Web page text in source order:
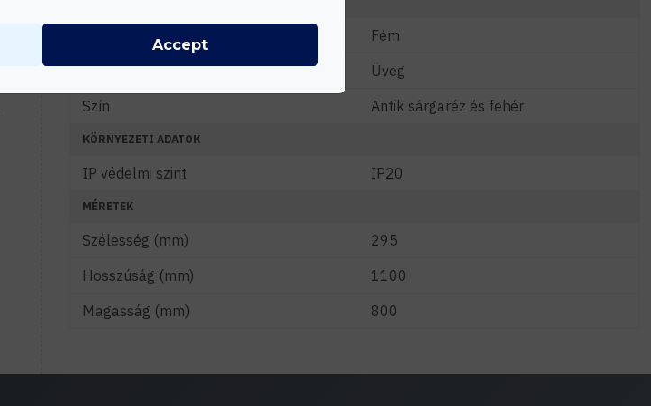
Lámpatest anyaga
Fém
Búra anyaga
Üveg
Szín
Antik sárgaréz és fehér
KÖRNYEZETI ADATOK
IP védelmi szint IP20
MÉRETEK
Szélesség (mm)
295
Hosszúság (mm)
1100
Magasság (mm)
800
Accept